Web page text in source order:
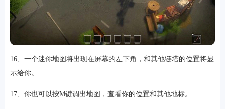
16、一个迷你地图将出现在屏幕的左下角，和其他链塔的位置将显
示给你。
17、你也可以按M键调出地图，查看你的位置和其他地标。